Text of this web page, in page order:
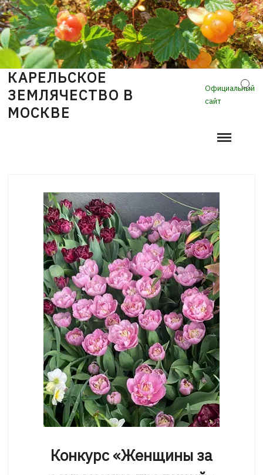
Skip
to
content
КАРЕЛЬСКОЕ
ЗЕМЛЯЧЕСТВО В
МОСКВЕ
Официальный
сайт
Конкурс «Женщины за